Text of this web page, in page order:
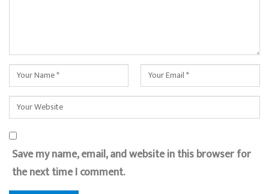
Save my name, email, and website in this browser for
the next time I comment.